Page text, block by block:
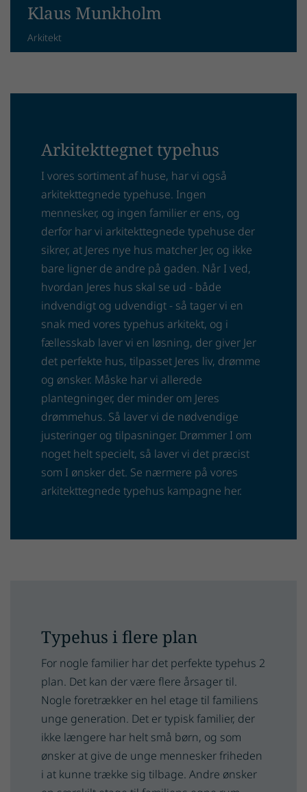
Klaus Munkholm
Arkitekt
Arkitekttegnet typehus
I vores sortiment af huse, har vi også
arkitekttegnede typehuse. Ingen
mennesker, og ingen familier er ens, og
derfor har vi arkitekttegnede typehuse der
sikrer, at Jeres nye hus matcher Jer, og ikke
bare ligner de andre på gaden. Når I ved,
hvordan Jeres hus skal se ud - både
indvendigt og udvendigt - så tager vi en
snak med vores typehus arkitekt, og i
fællesskab laver vi en løsning, der giver Jer
det perfekte hus, tilpasset Jeres liv, drømme
og ønsker. Måske har vi allerede
plantegninger, der minder om Jeres
drømmehus. Så laver vi de nødvendige
justeringer og tilpasninger. Drømmer I om
noget helt specielt, så laver vi det præcist
som I ønsker det. Se nærmere på vores
arkitekttegnede typehus kampagne her.
Typehus i flere plan
For nogle familier har det perfekte typehus 2
plan. Det kan der være flere årsager til.
Nogle foretrækker en hel etage til familiens
unge generation. Det er typisk familier, der
ikke længere har helt små børn, og som
ønsker at give de unge mennesker friheden
i at kunne trække sig tilbage. Andre ønsker